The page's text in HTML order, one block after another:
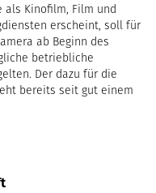
Kinofilm, Film und
erscheint, soll für
ab Beginn des
betriebliche
Der dazu für die
bereits seit gut einem